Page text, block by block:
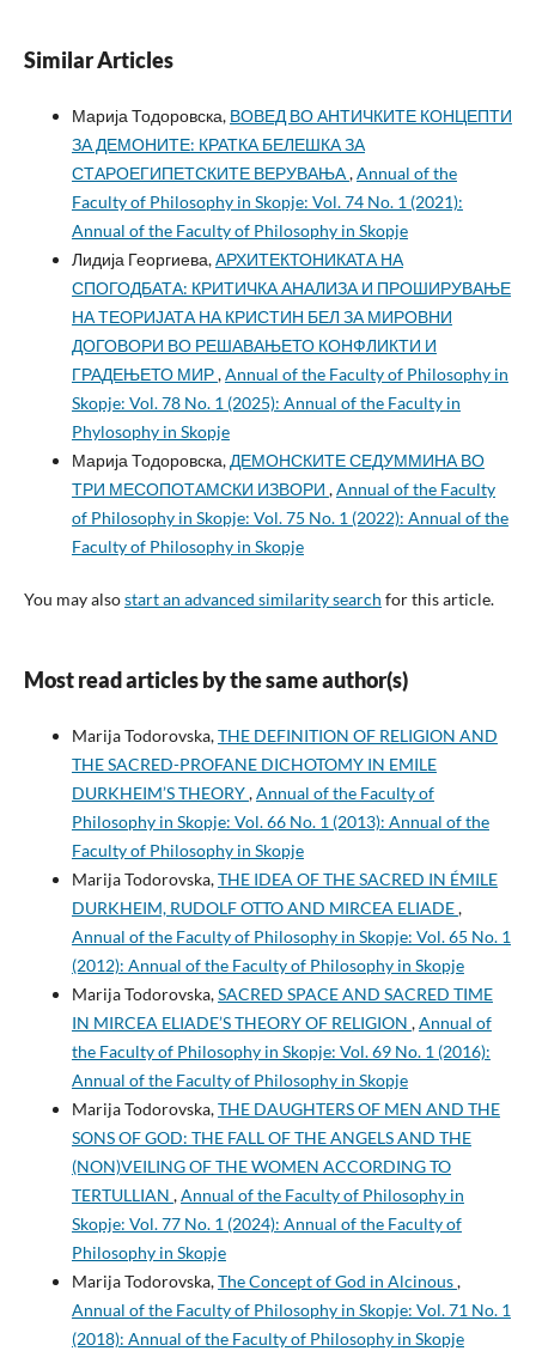
Similar Articles
Марија Тодоровска, ВОВЕД ВО АНТИЧКИТЕ КОНЦЕПТИ
ЗА ДЕМОНИТЕ: КРАТКА БЕЛЕШКА ЗА
СТАРОЕГИПЕТСКИТЕ ВЕРУВАЊА,Annual of the
Faculty of Philosophy in Skopje: Vol. 74 No. 1 (2021):
Annual of the Faculty of Philosophy in Skopje
Лидија Георгиева,АРХИТЕКТОНИКАТА НА
СПОГОДБАТА: КРИТИЧКА АНАЛИЗА И ПРОШИРУВАЊЕ
НА ТЕОРИЈАТА НА КРИСТИН БЕЛ ЗА МИРОВНИ
ДОГОВОРИ ВО РЕШАВАЊЕТО КОНФЛИКТИ И
ГРАДЕЊЕТО МИР,Annual of the Faculty of Philosophy in
Skopje: Vol. 78 No. 1 (2025): Annual of the Faculty in
Phylosophy in Skopje
Марија Тодоровска, ДЕМОНСКИТЕ СЕДУММИНА ВО
ТРИ МЕСОПОТАМСКИ ИЗВОРИ ,Annual of the Faculty
of Philosophy in Skopje: Vol. 75 No. 1 (2022): Annual of the
Faculty of Philosophy in Skopje
You may alsostart an advanced similarity search for this article.
Most read articles by the same author(s)
Marija Todorovska,THE DEFINITION OF RELIGION AND
THE SACRED-PROFANE DICHOTOMY IN EMILE
DURKHEIM’S THEORY,Annual of the Faculty of
Philosophy in Skopje: Vol. 66 No. 1 (2013): Annual of the
Faculty of Philosophy in Skopje
Marija Todorovska,THE IDEA OF THE SACRED IN ÉMILE
DURKHEIM, RUDOLF OTTO AND MIRCEA ELIADE,
Annual of the Faculty of Philosophy in Skopje: Vol. 65 No. 1
(2012): Annual of the Faculty of Philosophy in Skopje
Marija Todorovska,SACRED SPACE AND SACRED TIME
IN MIRCEA ELIADE’S THEORY OF RELIGION ,Annual of
the Faculty of Philosophy in Skopje: Vol. 69 No. 1 (2016):
Annual of the Faculty of Philosophy in Skopje
Marija Todorovska,THE DAUGHTERS OF MEN AND THE
SONS OF GOD: THE FALL OF THE ANGELS AND THE
(NON)VEILING OF THE WOMEN ACCORDING TO
TERTULLIAN ,Annual of the Faculty of Philosophy in
Skopje: Vol. 77 No. 1 (2024): Annual of the Faculty of
Philosophy in Skopje
Marija Todorovska,The Concept of God in Alcinous,
Annual of the Faculty of Philosophy in Skopje: Vol. 71 No. 1
(2018): Annual of the Faculty of Philosophy in Skopje